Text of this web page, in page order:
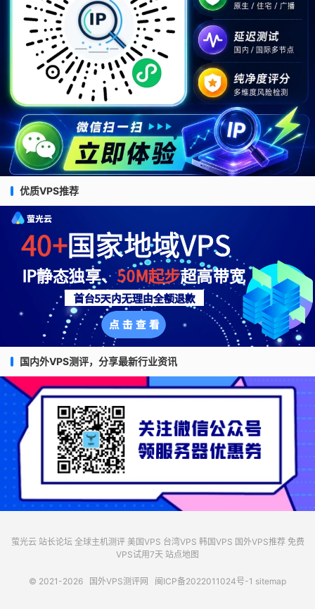
优质VPS推荐
国内外VPS测评，分享最新行业资讯
萤光云 站长论坛 全球主机测评 美国VPS 台湾VPS 韩国VPS 国外VPS推荐 免费
VPS试用7天 站点地图
© 2021-2026 国外VPS测评网 闽ICP备2022011024号-1 sitemap